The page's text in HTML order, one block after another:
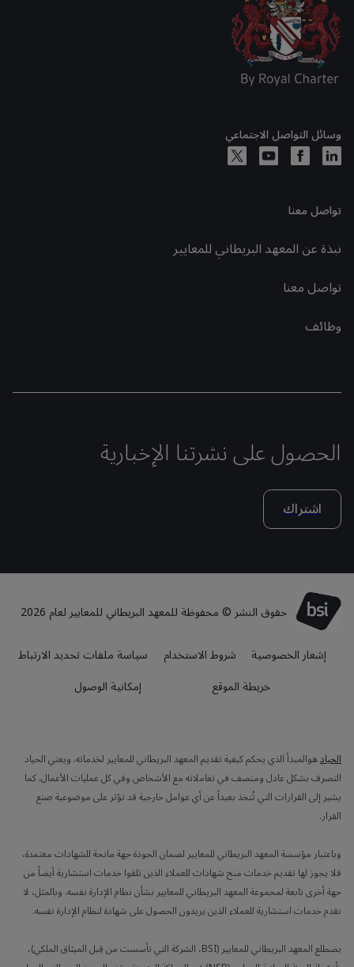
وسائل التواصل الاجتماعي
تواصل معنا
نبذة عن المعهد البريطاني للمعايير
تواصل معنا
وظائف
الحصول على نشرتنا الإخبارية
اشتراك
حقوق النشر © محفوظة للمعهد البريطاني للمعايير لعام 2026
إشعار الخصوصية
شروط الاستخدام
سياسة ملفات تحديد الارتباط
خريطة الموقع
إمكانية الوصول
الحيادهوالمبدأ الذي يحكم كيفية تقديم المعهد البريطاني للمعايير لخدماته. ويعني الحياد
التصرف بشكل عادل ومنصف في تعاملاته مع الأشخاص وفي كل عمليات الأعمال. كما
يشير إلى القرارات التي تُتخذ بعيداً عن أي عوامل خارجية قد تؤثر على موضوعية صنع
القرار.
وباعتبار مؤسسة المعهد البريطاني للمعايير لضمان الجودة جهة مانحة للشهادات معتمدة،
فلا يجوز لها تقديم خدمات منح شهادات للعملاء الذين تلقوا خدمات استشارية أيضاً من
جهة أخرى تابعة لمجموعة المعهد البريطاني للمعايير بشأن نظام الإدارة نفسه. وبالمثل، لا
نقدم خدمات استشارية للعملاء الذين يريدون الحصول على شهادة لنظام الإدارة نفسه.
يضطلع المعهد البريطاني للمعايير (BSI، الشركة التي تأسست من قِبل الميثاق الملكي)،